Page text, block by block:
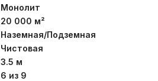
Монолит
20 000 м²
Наземная/Подземная
Чистовая
3.5 м
6 из 9